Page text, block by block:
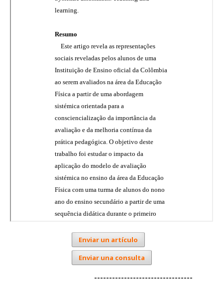
Enviar un artículo
Enviar una consulta
---------------------------------